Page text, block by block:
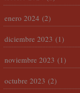
enero 2024 (2)
diciembre 2023 (1)
noviembre 2023 (1)
octubre 2023 (2)